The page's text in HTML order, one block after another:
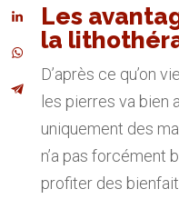
Les
la
D’après ce qu’on
les pierres va bien
uniquement des
n’a pas forcément
profiter des